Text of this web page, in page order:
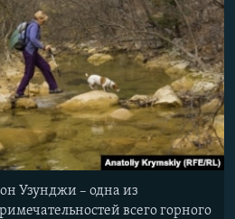
Узунджи – одна из
всего горного